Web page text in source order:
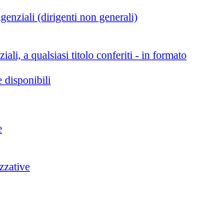
(dirigenti non generali)
a qualsiasi titolo conferiti - in formato
disponibili